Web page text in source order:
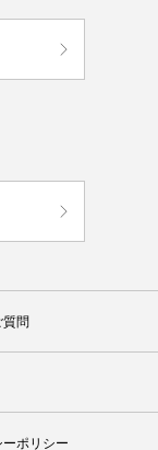
質問
ポリシー